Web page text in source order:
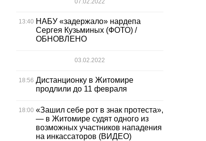
07.02.2022
13:40 НАБУ «задержало» нардепа
Сергея Кузьминых (ФОТО) /
ОБНОВЛЕНО
03.02.2022
18:56 Дистанционку в Житомире
продлили до 11 февраля
18:00 «Зашил себе рот в знак протеста»,
— в Житомире судят одного из
возможных участников нападения
на инкассаторов (ВИДЕО)